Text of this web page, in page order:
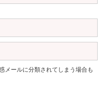
メールに分類されてしまう場合も